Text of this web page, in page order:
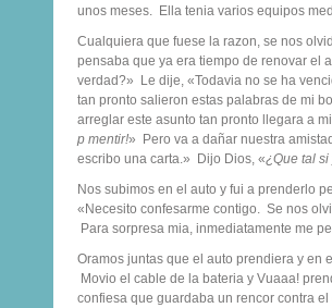
unos meses. Ella tenia varios equipos
Cualquiera que fuese la razon, se nos
pensaba que ya era tiempo de renovar el
verdad?» Le dije, «Todavia no se ha
tan pronto salieron estas palabras de mi
arreglar este asunto tan pronto llegara a
p mentir!» Pero va a dañar nuestra
escribo una carta.» Dijo Dios, «¿Que tal
Nos subimos en el auto y fui a prenderlo
«Necesito confesarme contigo. Se nos
Para sorpresa mia, inmediatamente me
Oramos juntas que el auto prendiera y en
Movio el cable de la bateria y Vuaaa!
confiesa que guardaba un rencor contra